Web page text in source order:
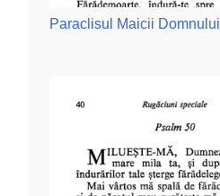
Paraclisul Maicii Domnului